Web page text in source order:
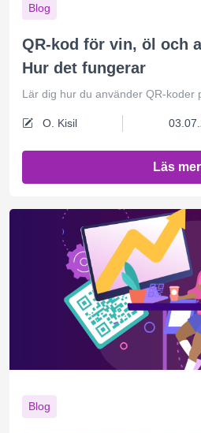
Blog
QR-kod för vin, öl och
Hur det fungerar
Lär dig hur du använder QR-koder
O. Kisil
Läs mer
Blog